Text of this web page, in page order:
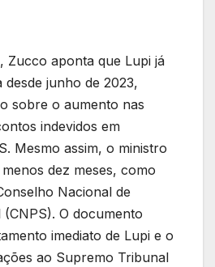
Zucco aponta que Lupi já
junho de 2023,
sobre o aumento nas
indevidos em
Mesmo assim, o ministro
dez meses, como
Nacional de
O documento
imediato de Lupi e o
ao Supremo Tribunal